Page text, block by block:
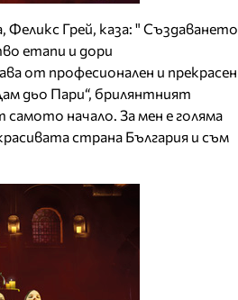
Грей, каза: " Създаването
етапи и дори
от професионален и прекрасен
дьо Пари“, брилянтният
начало. За мен е голяма
страна България и съм